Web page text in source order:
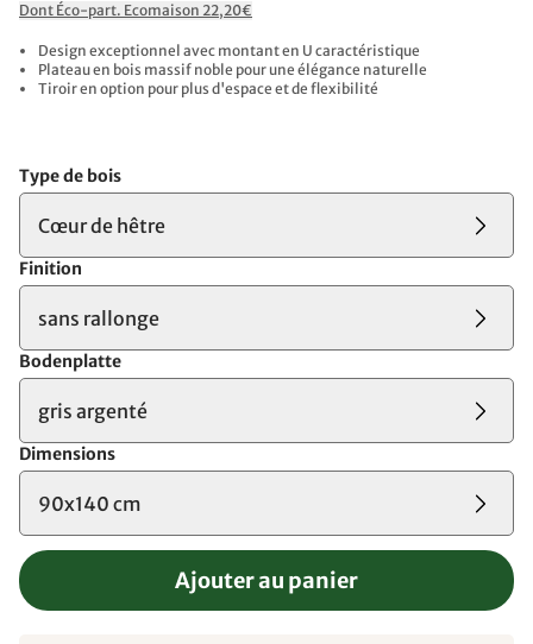
Dont Éco-part. Ecomaison 22,20€
Design exceptionnel avec montant en U caractéristique
Plateau en bois massif noble pour une élégance naturelle
Tiroir en option pour plus d'espace et de flexibilité
Type de bois
Cœur de hêtre
Finition
sans rallonge
Bodenplatte
gris argenté
Dimensions
90x140 cm
Ajouter au panier